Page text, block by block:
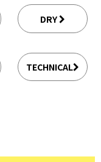
DRY
TECHNICAL